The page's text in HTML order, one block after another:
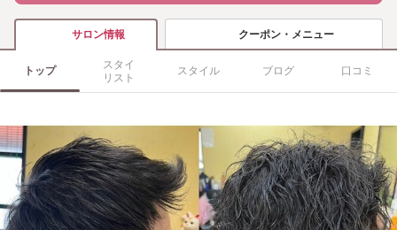
サロン情報 クーポン・メニュー
トップ
スタイ
リスト
スタイル ブログ 口コミ